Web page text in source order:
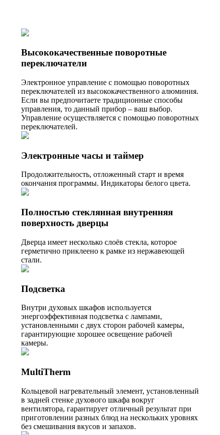
Высококачественные поворотные
переключатели
Электронное управление с помощью поворотных
переключателей из высококачественного алюминия.
Если вы предпочитаете традиционные способы
управления, то данный прибор – ваш выбор.
Управление осуществляется с помощью поворотных
переключателей.
Электронные часы и таймер
Продолжительность, отложенный старт и время
окончания программы. Индикаторы белого цвета.
Полностью стеклянная внутренняя
поверхность дверцы
Дверца имеет несколько слоёв стекла, которое
герметично приклеено к рамке из нержавеющей
стали.
Подсветка
Внутри духовых шкафов используется
энергоэффективная подсветка с лампами,
установленными с двух сторон рабочей камеры,
гарантирующие хорошее освещение рабочей
камеры.
MultiTherm
Кольцевой нагревательный элемент, установленный
в задней стенке духового шкафа вокруг
вентилятора, гарантирует отличный результат при
приготовлении разных блюд на нескольких уровнях
без смешивания вкусов и запахов.